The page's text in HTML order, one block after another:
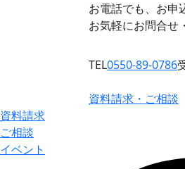
お電話でも、お申
お気軽にお問合せ
TEL0550-89-0786
資料請求・ご相談
資料請求
ご相談
イベント